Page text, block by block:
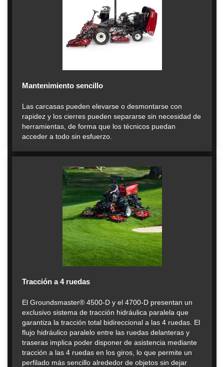
Mantenimiento sencillo
Las carcasas pueden elevarse o desmontarse con
rapidez y los cierres pueden separarse sin necesidad de
herramientas, de forma que los técnicos puedan
acceder a todo sin esfuerzo.
Tracción a 4 ruedas
El Groundsmaster® 4500-D y el 4700-D presentan un
exclusivo sistema de tracción hidráulica paralela que
garantiza la tracción total bidireccional a las 4 ruedas. El
flujo hidráulico paralelo entre las ruedas delanteras y
traseras implica poder disponer de asistencia mediante
tracción a las 4 ruedas en los giros, lo que permite un
perfilado más sencillo alrededor de objetos sin dejar